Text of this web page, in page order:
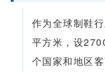
作为全球制鞋
平方米，设
个国家和地区